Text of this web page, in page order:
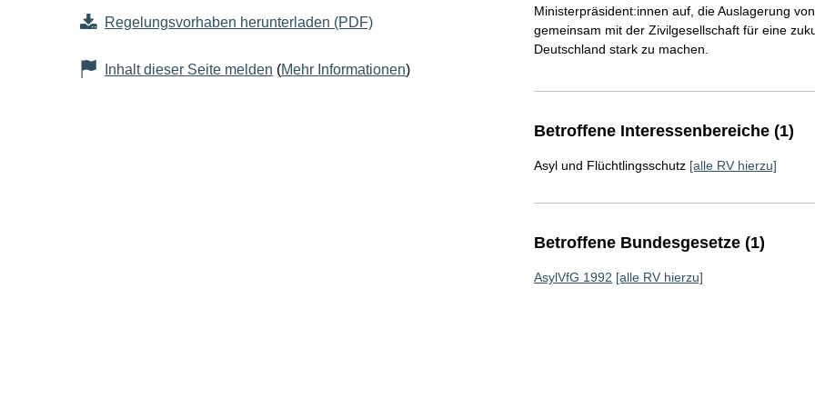
Regelungsvorhaben herunterladen (PDF)
Inhalt dieser Seite melden (Mehr Informationen)
Ministerpräsident:innen auf, die Auslagerung
gemeinsam mit der Zivilgesellschaft für eine
Deutschland stark zu machen.
Betroffene Interessenbereiche (1)
Asyl und Flüchtlingsschutz [alle RV hierzu]
Betroffene Bundesgesetze (1)
AsylVfG 1992 [alle RV hierzu]